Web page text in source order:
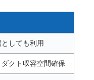
しても利用
クト収容空間確保